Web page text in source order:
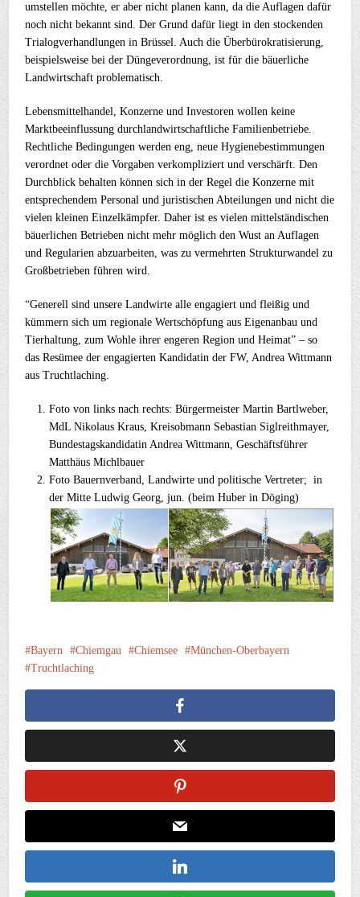
umstellen möchte, er aber nicht planen kann, da die Auflagen dafür
noch nicht bekannt sind. Der Grund dafür liegt in den stockenden
Trialogverhandlungen in Brüssel. Auch die Überbürokratisierung,
beispielsweise bei der Düngeverordnung, ist für die bäuerliche
Landwirtschaft problematisch.
Lebensmittelhandel, Konzerne und Investoren wollen keine
Marktbeeinflussung durchlandwirtschaftliche Familienbetriebe.
Rechtliche Bedingungen werden eng, neue Hygienebestimmungen
verordnet oder die Vorgaben verkompliziert und verschärft. Den
Durchblick behalten können sich in der Regel die Konzerne mit
entsprechendem Personal und juristischen Abteilungen und nicht die
vielen kleinen Einzelkämpfer. Daher ist es vielen mittelständischen
bäuerlichen Betrieben nicht mehr möglich den Wust an Auflagen
und Regularien abzuarbeiten, was zu vermehrten Strukturwandel zu
Großbetrieben führen wird.
“Generell sind unsere Landwirte alle engagiert und fleißig und
kümmern sich um regionale Wertschöpfung aus Eigenanbau und
Tierhaltung, zum Wohle ihrer engeren Region und Heimat” – so
das Resümee der engagierten Kandidatin der FW, Andrea Wittmann
aus Truchtlaching.
Foto von links nach rechts: Bürgermeister Martin Bartlweber,
MdL Nikolaus Kraus, Kreisobmann Sebastian Siglreithmayer,
Bundestagskandidatin Andrea Wittmann, Geschäftsführer
Matthäus Michlbauer
Foto Bauernverband, Landwirte und politische Vertreter; in
der Mitte Ludwig Georg, jun. (beim Huber in Döging)
Bayern Chiemgau Chiemsee
München-Oberbayern
Truchtlaching